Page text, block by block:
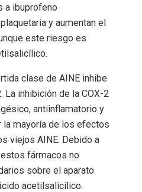
a ibuprofeno
y aumentan el
este riesgo es
clase de AINE inhibe
La inhibición de la COX-2
antiinflamatorio y
la mayoría de los efectos
viejos AINE. Debido a
fármacos no
sobre el aparato
acetilsalicílico.